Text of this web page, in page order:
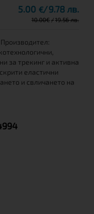
5.00 € 9.78 лв.
10.00€ 19.56 лв.
за трекинг и активна
еластични
и свличането на